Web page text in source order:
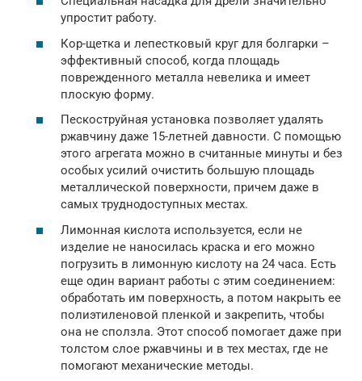
упростит работу.
Кор-щетка и лепестковый круг для болгарки –
эффективный способ, когда площадь
поврежденного металла невелика и имеет
плоскую форму.
Пескоструйная установка позволяет удалять
ржавчину даже 15-летней давности. С помощью
этого агрегата можно в считанные минуты и без
особых усилий очистить большую площадь
металлической поверхности, причем даже в
самых труднодоступных местах.
Лимонная кислота используется, если не
изделие не наносилась краска и его можно
погрузить в лимонную кислоту на 24 часа. Есть
еще один вариант работы с этим соединением:
обработать им поверхность, а потом накрыть ее
полиэтиленовой пленкой и закрепить, чтобы
она не сползла. Этот способ помогает даже при
толстом слое ржавчины и в тех местах, где не
помогают механические методы.